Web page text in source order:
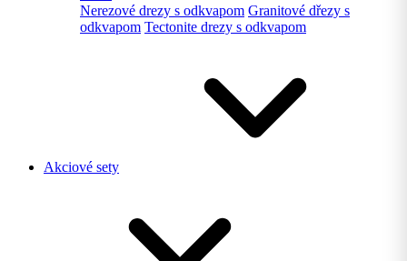
Nerezové drezy s odkvapom Granitové dřezy s
odkvapom Tectonite drezy s odkvapom
Akciové sety